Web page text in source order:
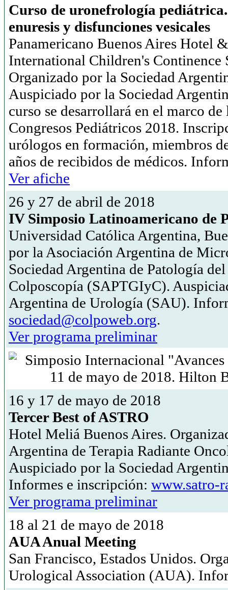
Curso de uronefrología
enuresis y disfunciones vesicales
Panamericano Buenos Aires Hotel
International Children's Continence
Organizado por la Sociedad
Auspiciado por la Sociedad
curso se desarrollará en el marco de
Congresos Pediátricos 2018.
urólogos en formación, miembros
años de recibidos de médicos.
Ver afiche
26 y 27 de abril de 2018
IV Simposio Latinoamericano de
Universidad Católica Argentina,
por la Asociación Argentina de
Sociedad Argentina de Patología
Colposcopía (SAPTGIyC).
Argentina de Urología (SAU).
sociedad@colpoweb.org.
Ver programa preliminar
16 y 17 de mayo de 2018
Tercer Best of ASTRO
Hotel Meliá Buenos Aires.
Argentina de Terapia Radiante
Auspiciado por la Sociedad
Informes e inscripción: www.satro-
Ver programa preliminar
18 al 21 de mayo de 2018
AUA Anual Meeting
San Francisco, Estados Unidos.
Urological Association (AUA).